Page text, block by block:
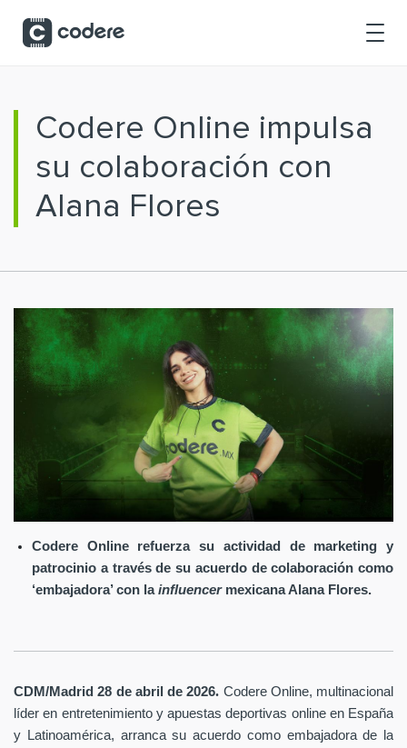
Codere Online impulsa
su colaboración con
Alana Flores
Codere Online refuerza su actividad de marketing y
patrocinio a través de su acuerdo de colaboración como
‘embajadora’ con lainfluencermexicana Alana Flores.
CDM/Madrid 28 de abril de 2026. Codere Online, multinacional
líder en entretenimiento y apuestas deportivas online en España
y Latinoamérica, arranca su acuerdo como embajadora de la